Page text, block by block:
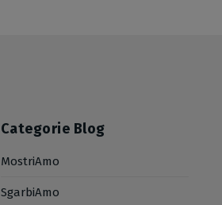
Categorie Blog
MostriAmo
SgarbiAmo